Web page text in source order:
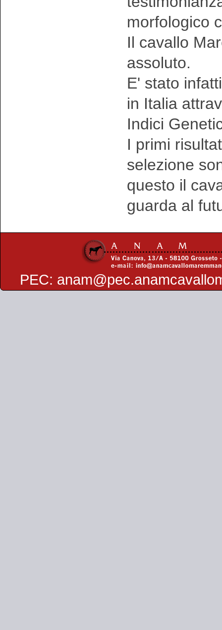
morfologico
Il cavallo
assoluto.
E' stato
in Italia
Indici
I primi
selezione
questo il
guarda al
PEC: